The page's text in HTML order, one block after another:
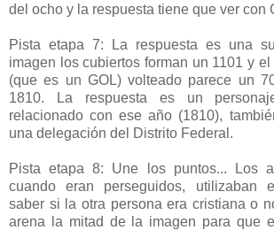
del ocho y la respuesta tiene que ver con
Pista etapa 7: La respuesta es una
imagen los cubiertos forman un 1101 y
(que es un GOL) volteado parece un
1810. La respuesta es un
relacionado con ese año (1810),
una delegación del Distrito Federal.
Pista etapa 8: Une los puntos... Los
cuando eran perseguidos, utilizaban
saber si la otra persona era cristiana o
arena la mitad de la imagen para que